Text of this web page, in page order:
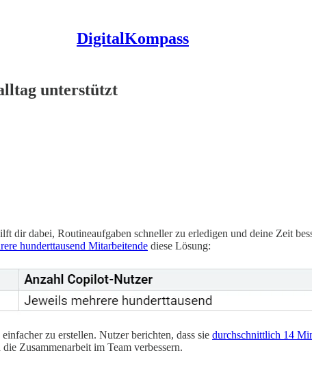
DigitalKompass
unterstützt
dir dabei, Routineaufgaben schneller zu erledigen und deine Zeit
hunderttausend Mitarbeitende diese Lösung:
zu erstellen. Nutzer berichten, dass sie durchschnittlich 14
Zusammenarbeit im Team verbessern.